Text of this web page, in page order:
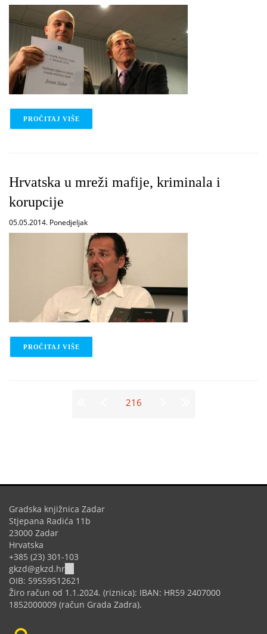
PROČITAJ VIŠE
Hrvatska u mreži mafije, kriminala i
korupcije
05.05.2014. Ponedjeljak
PROČITAJ VIŠE
216
Gradska knjižnica Zadar
Stjepana Radića 11b
23000 Zadar
Hrvatska
+385 (23) 301-103
gkzd@gkzd.hr
sends
e-
mail)
OIB: 59559512621
Žiro račun od 1.1.2024. (riznica): IBAN: HR59 2407000
1852000009 (račun Grada Zadra).